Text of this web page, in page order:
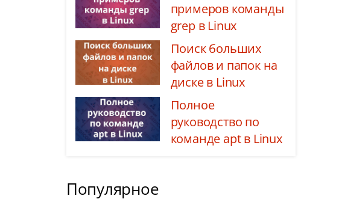
примеров команды
grep в Linux
Поиск больших
файлов и папок на
диске в Linux
Полное
руководство по
команде apt в Linux
Популярное